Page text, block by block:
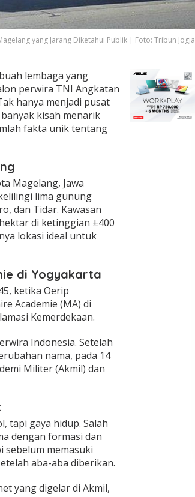
yang Jarang Diketahui Publik | Foto: Tribun Jogja
lembaga yang
perwira TNI Angkatan
hanya menjadi pusat
kisah menarik
fakta unik tentang
Magelang, Jawa
lima gunung
dan Tidar. Kawasan
di ketinggian ±400
lokasi ideal untuk
di Yogyakarta
ketika Oerip
Academie (MA) di
Kemerdekaan.
Indonesia. Setelah
nama, pada 14
Militer (Akmil) dan
tapi gaya hidup. Salah
dengan formasi dan
memasuki
aba-aba diberikan.
yang digelar di Akmil,